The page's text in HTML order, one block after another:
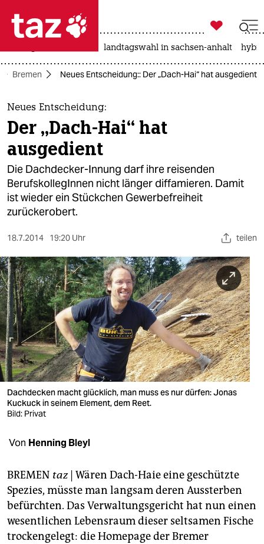
 taz zahl ich
taz zahl ich
themen
politik
öko
gesellschaft
kultur
sport
berlin
nord
wahrheit
verlag
verlag
veranstaltungen
shop
fragen & hilfe
abo
genossenschaft
epaper login

taz zahl ich
landtagswahl in sachsen-anhalt
Bremen Neues Entscheidung:: Der „Dach-Hai“ hat ausgedient
Neues Entscheidung:
Der „Dach-Hai“ hat
ausgedient
Die Dachdecker-Innung darf ihre reisenden
BerufskollegInnen nicht länger diffamieren. Damit
ist wieder ein Stückchen Gewerbefreiheit
zurückerobert.
18.7.2014 19:20 Uhr teilen
Dachdecken macht glücklich, man muss es nur dürfen: Jonas
Kuckuck in seinem Element, dem Reet.
Bild: Privat
Von Henning Bleyl
BREMEN taz| Wären Dach-Haie eine geschützte
Spezies, müsste man langsam deren Aussterben
befürchten. Das Verwaltungsgericht hat nun einen
wesentlichen Lebensraum dieser seltsamen Fische
trockengelegt: die Homepage der Bremer